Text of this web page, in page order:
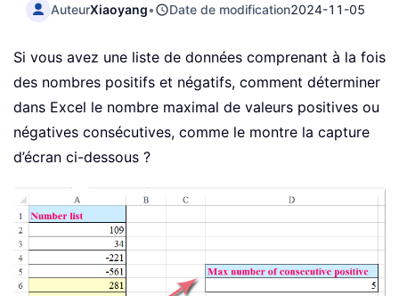
AuteurXiaoyang• Date de modification2024-11-05
Si vous avez une liste de données comprenant à la fois
des nombres positifs et négatifs, comment déterminer
dans Excel le nombre maximal de valeurs positives ou
négatives consécutives, comme le montre la capture
d’écran ci-dessous ?